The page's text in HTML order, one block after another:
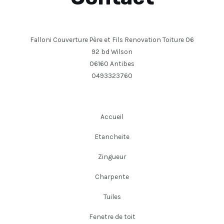
Falloni Couverture Père et Fils Renovation Toiture 06
92 bd Wilson
06160 Antibes
0493323760
Accueil
Etancheite
Zingueur
Charpente
Tuiles
Fenetre de toit